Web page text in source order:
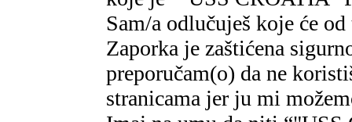
Sam/a odlučuješ koje će
Zaporka je zaštićena
preporučam(o) da ne
stranicama jer ju mi